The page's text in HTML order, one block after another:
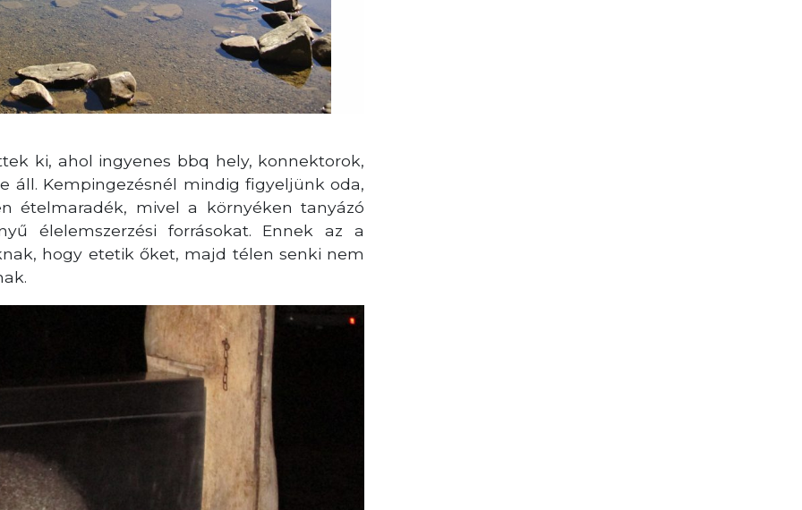
ki, ahol ingyenes bbq hely, konnektorok,
áll. Kempingezésnél mindig figyeljünk oda,
ételmaradék, mivel a környéken tanyázó
élelemszerzési forrásokat. Ennek az a
hogy etetik őket, majd télen senki nem